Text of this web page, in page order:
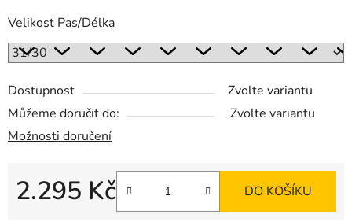
Velikost Pas/Délka
Dostupnost
Zvolte variantu
Můžeme doručit do:
Zvolte variantu
Možnosti doručení
2.295 Kč DO KOŠÍKU